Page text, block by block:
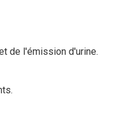
de l'émission d'urine.